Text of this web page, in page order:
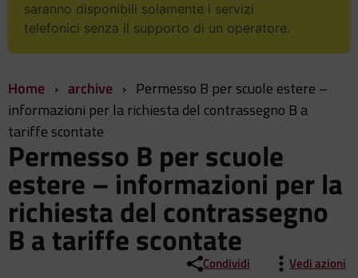
saranno disponibili solamente i servizi
telefonici senza il supporto di un operatore.
Home › archive › Permesso B per scuole estere –
informazioni per la richiesta del contrassegno B a
tariffe scontate
Permesso B per scuole
estere – informazioni per la
richiesta del contrassegno
B a tariffe scontate
Condividi Vedi azioni